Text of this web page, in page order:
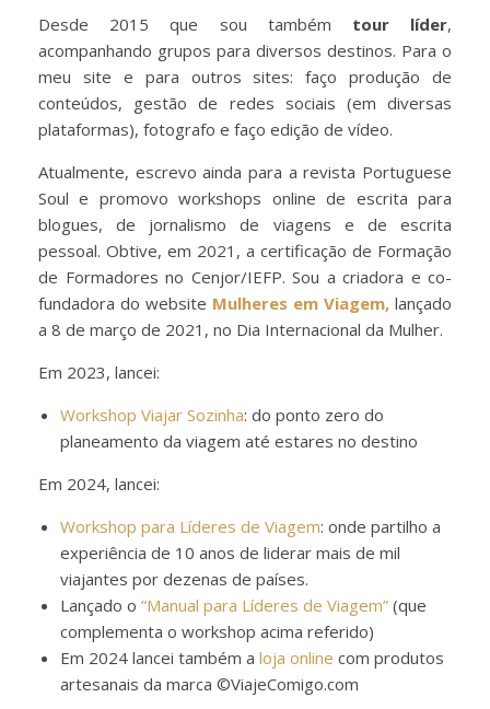
Desde 2015 que sou também tour líder,
acompanhando grupos para diversos destinos. Para o
meu site e para outros sites: faço produção de
conteúdos, gestão de redes sociais (em diversas
plataformas), fotografo e faço edição de vídeo.
Atualmente, escrevo ainda para a revista Portuguese
Soul e promovo workshops online de escrita para
blogues, de jornalismo de viagens e de escrita
pessoal. Obtive, em 2021, a certificação de Formação
de Formadores no Cenjor/IEFP. Sou a criadora e co-
fundadora do website Mulheres em Viagem, lançado
a 8 de março de 2021, no Dia Internacional da Mulher.
Em 2023, lancei:
Workshop Viajar Sozinha: do ponto zero do
planeamento da viagem até estares no destino
Em 2024, lancei:
Workshop para Líderes de Viagem: onde partilho a
experiência de 10 anos de liderar mais de mil
viajantes por dezenas de países.
Lançado o “Manual para Líderes de Viagem” (que
complementa o workshop acima referido)
Em 2024 lancei também a loja online com produtos
artesanais da marca ©ViajeComigo.com